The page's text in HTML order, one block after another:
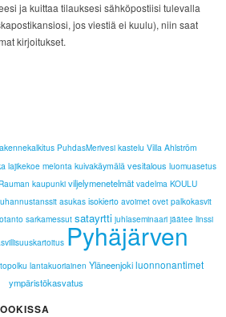
ja kuittaa tilauksesi sähköpostiisi tulevalla
jos viestiä ei kuulu), niin saat
kirjoitukset.
PuhdasMerivesi kastelu Villa Ahlström
lajikekoe melonta kuivakäymälä vesitalous luomuasetus
Rauman kaupunki viljelymenetelmät vadelma KOULU
asukas isokierto avoimet ovet palkokasvit
sarkamessut satayrtti juhlaseminaari jäätee linssi
Pyhäjärven
lantakuoriainen Yläneenjokiluonnonantimet
ympäristökasvatus